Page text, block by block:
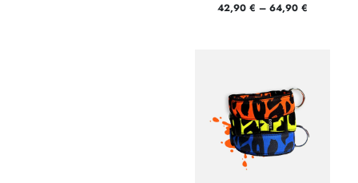
42,90 € – 64,90 €